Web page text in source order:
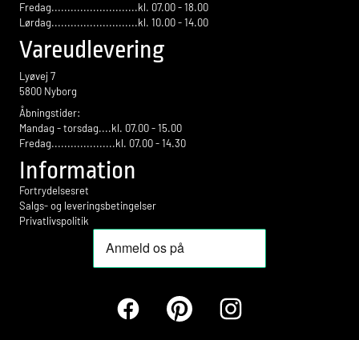
Fredag...........................kl. 07.00 - 18.00
Lørdag...........................kl. 10.00 - 14.00
Vareudlevering
Lyøvej 7
5800 Nyborg
Åbningstider:
Mandag - torsdag....kl. 07.00 - 15.00
Fredag....................kl. 07.00 - 14.30
Information
Fortrydelsesret
Salgs- og leveringsbetingelser
Privatlivspolitik